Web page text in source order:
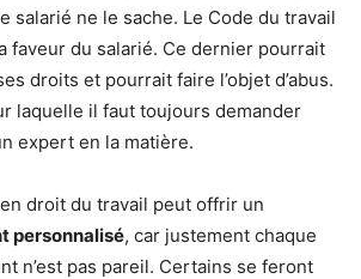
salarié ne le sache. Le Code du travail
faveur du salarié. Ce dernier pourrait
droits et pourrait faire l’objet d’abus.
laquelle il faut toujours demander
expert en la matière.
droit du travail peut offrir un
personnalisé, car justement chaque
n’est pas pareil. Certains se feront